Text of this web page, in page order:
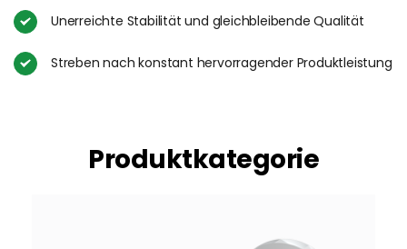
Unerreichte Stabilität und gleichbleibende Qualität
Streben nach konstant hervorragender Produktleistung
Produktkategorie